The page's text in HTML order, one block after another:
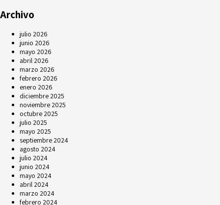
Archivo
julio 2026
junio 2026
mayo 2026
abril 2026
marzo 2026
febrero 2026
enero 2026
diciembre 2025
noviembre 2025
octubre 2025
julio 2025
mayo 2025
septiembre 2024
agosto 2024
julio 2024
junio 2024
mayo 2024
abril 2024
marzo 2024
febrero 2024